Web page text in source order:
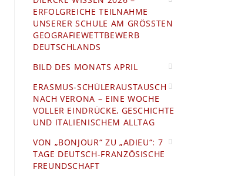
ERFOLGREICHE TEILNAHME
UNSERER SCHULE AM GRÖSSTEN G
EOGRAFIEWETTBEWERB D
EUTSCHLANDS
BILD DES MONATS APRIL
ERASMUS-SCHÜLERAUSTAUSCH
NACH VERONA – EINE WOCHE
VOLLER EINDRÜCKE, GESCHICHTE
UND ITALIENISCHEM ALLTAG
VON „BONJOUR“ ZU „ADIEU“: 7
TAGE DEUTSCH-FRANZÖSISCHE
FREUNDSCHAFT